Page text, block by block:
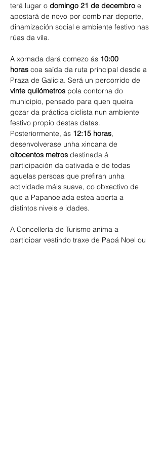
terá lugar o domingo 21 de decembro e
apostará de novo por combinar deporte,
dinamización social e ambiente festivo nas
rúas da vila.
A xornada dará comezo ás 10:00
horas coa saída da ruta principal desde a
Praza de Galicia. Será un percorrido de
vinte quilómetros pola contorna do
municipio, pensado para quen queira
gozar da práctica ciclista nun ambiente
festivo propio destas datas.
Posteriormente, ás 12:15 horas,
desenvolverase unha xincana de
oitocentos metros destinada á
participación da cativada e de todas
aquelas persoas que prefiran unha
actividade máis suave, co obxectivo de
que a Papanoelada estea aberta a
distintos niveis e idades.
A Concellería de Turismo anima a
participar vestindo traxe de Papá Noel ou